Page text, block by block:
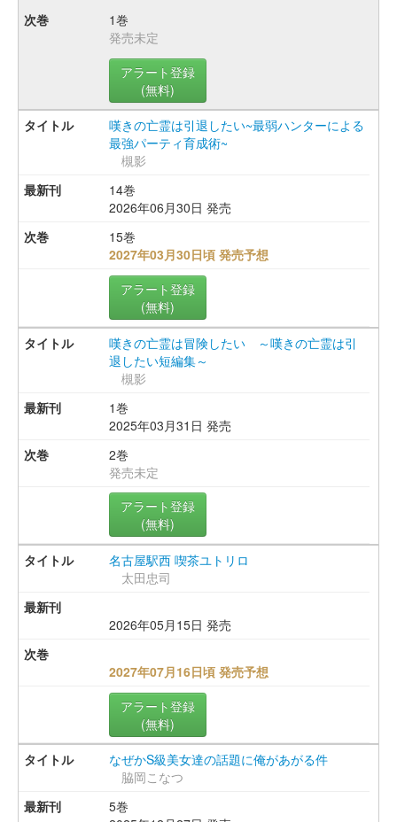
1巻
発売未定
アラート登録
(無料)
嘆きの亡霊は引退したい~最弱ハンターによる
最強パーティ育成術~
槻影
14巻
2026年06月30日 発売
15巻
2027年03月30日頃 発売予想
アラート登録
(無料)
嘆きの亡霊は冒険したい ～嘆きの亡霊は引
退したい短編集～
槻影
1巻
2025年03月31日 発売
2巻
発売未定
アラート登録
(無料)
名古屋駅西 喫茶ユトリロ
太田忠司
2026年05月15日 発売
2027年07月16日頃 発売予想
アラート登録
(無料)
なぜかS級美女達の話題に俺があがる件
脇岡こなつ
5巻